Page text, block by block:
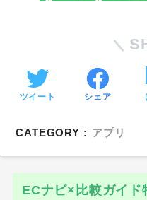
ツイート シェア
CATEGORY : アプリ
ECナビ×比較ガイド